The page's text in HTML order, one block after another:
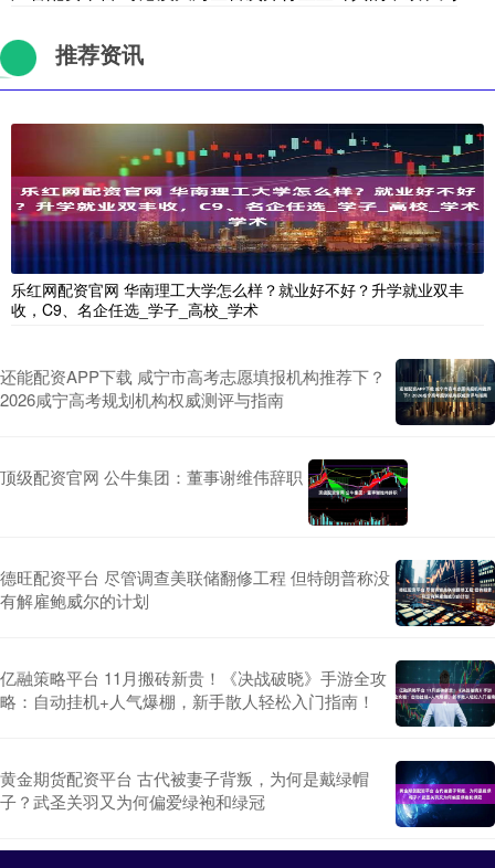
推荐资讯
乐红网配资官网 华南理工大学怎么样？就业好不好？升学就业双丰
收，C9、名企任选_学子_高校_学术
还能配资APP下载 咸宁市高考志愿填报机构推荐下？
2026咸宁高考规划机构权威测评与指南
顶级配资官网 公牛集团：董事谢维伟辞职
德旺配资平台 尽管调查美联储翻修工程 但特朗普称没
有解雇鲍威尔的计划
亿融策略平台 11月搬砖新贵！《决战破晓》手游全攻
略：自动挂机+人气爆棚，新手散人轻松入门指南！
黄金期货配资平台 古代被妻子背叛，为何是戴绿帽
子？武圣关羽又为何偏爱绿袍和绿冠